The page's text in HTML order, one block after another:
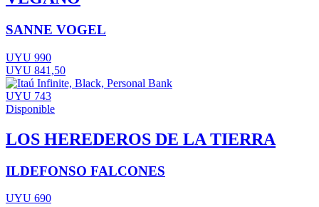
SANNE VOGEL
UYU 990
UYU 841,50
UYU 743
Disponible
LOS HEREDEROS DE LA TIERRA
ILDEFONSO FALCONES
UYU 690